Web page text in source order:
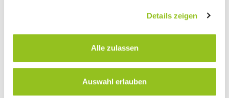
Details zeigen
Alle zulassen
Auswahl erlauben
solltest Du immer einen Experten oder
Sachverständigen, jedenfalls eine mit der
konkreten Sachlage vertraute Person, zu Rate
Fehler im Bearbeitungsvorgang sind dennoch nicht